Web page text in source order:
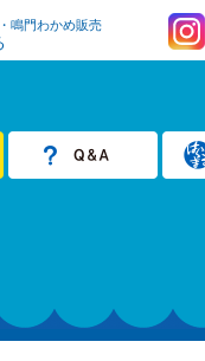
鳴門わかめ販売